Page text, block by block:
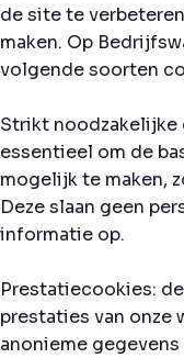
de site te
maken. Op
volgende soorten
Strikt noodzakelijke
essentieel om de
mogelijk te maken,
Deze slaan geen
informatie op.
Prestatiecookies:
prestaties van onze
anonieme